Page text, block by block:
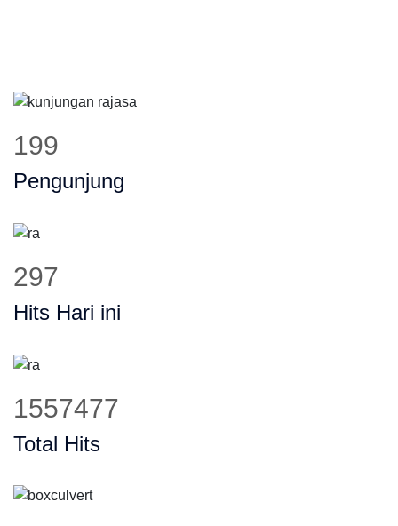
257
Pengunjung
384
Hits Hari ini
2008326
Total Hits